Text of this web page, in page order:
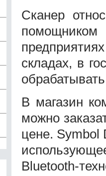
Сканер
помощником
складах, в
В магазин
можно
цене. Symbol
Bluetooth-